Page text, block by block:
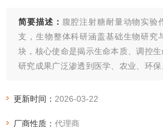
简要描述： 腹腔注射糖耐量动物实验
支，生物整体科研涵盖基础生物研究
块，核心使命是揭示生命本质、调控
研究成果广泛渗透到医学、农业、环
新等提供了坚实的理论基础和技术支撑
更新时间： 2026-03-22
厂商性质：代理商